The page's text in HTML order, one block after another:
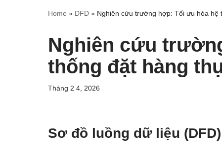
Home » DFD » Nghiên cứu trường hợp: Tối ưu hóa hệ
Nghiên cứu
thống đặt hàng
Tháng 2 4, 2026
Sơ đồ luồng dữ liệu